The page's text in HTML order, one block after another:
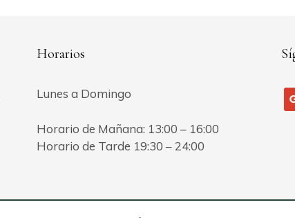
Horarios
Lunes a Domingo
Horario de Mañana: 13:00 – 16:00
Horario de Tarde 19:30 – 24:00